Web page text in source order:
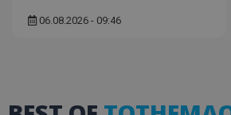
06.08.2026 - 09:46